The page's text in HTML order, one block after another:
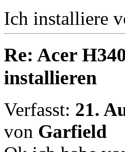
Ich installiere
Re: Acer
installieren
Verfasst: 21.
von Garfield